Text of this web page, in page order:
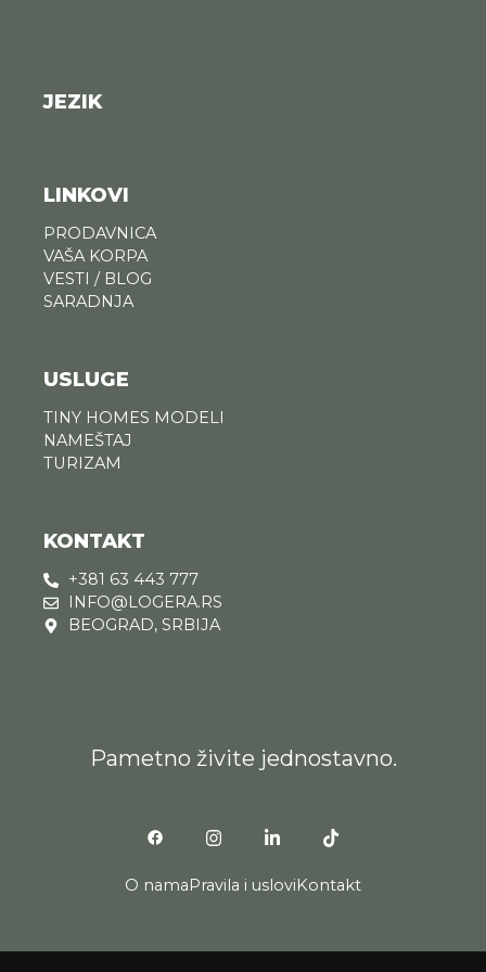
JEZIK
LINKOVI
PRODAVNICA
VAŠA KORPA
VESTI / BLOG
SARADNJA
USLUGE
TINY HOMES MODELI
NAMEŠTAJ
TURIZAM
KONTAKT
+381 63 443 777
INFO@LOGERA.RS
BEOGRAD, SRBIJA
Pametno živite jednostavno.
O namaPravila i usloviKontakt